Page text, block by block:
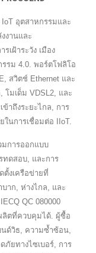
อุตสาหกรรมและ
งานและ
เฝ้าระวัง เมือง
รม 4.0. พอร์ตโฟลิโอ
สวิตช์ Ethernet และ
โมเด็ม VDSL2, และ
าถึงระยะไกล, การ
ในการเชื่อมต่อ IIoT.
มการออกแบบ
ทดสอบ, และการ
งเครือข่ายที่
าก, ห่างไกล, และ
QC 080000
ลิตที่ควบคุมได้. ผู้ซื้อ
นด์วิธ, ความซ้ำซ้อน,
ยทางไซเบอร์, การ